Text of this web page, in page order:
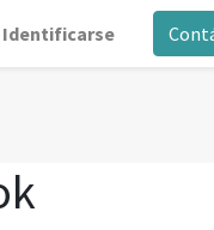
Identificarse